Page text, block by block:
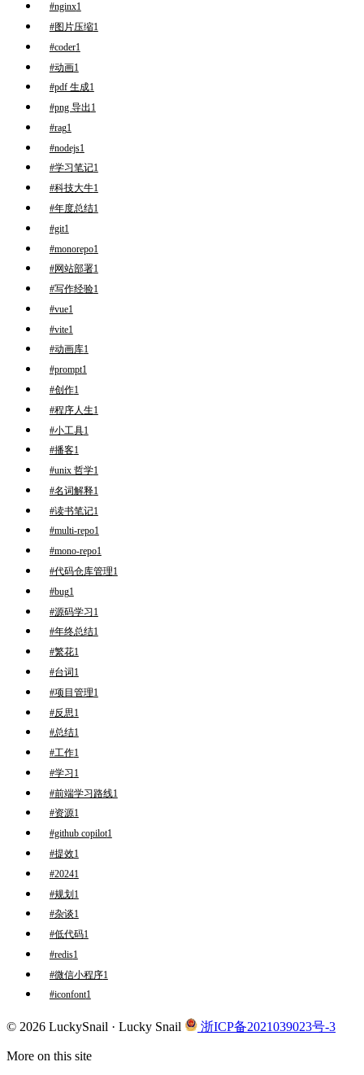
#nginx1
#图片压缩1
#coder1
#动画1
#pdf 生成1
#png 导出1
#rag1
#nodejs1
#学习笔记1
#科技大牛1
#年度总结1
#git1
#monorepo1
#网站部署1
#写作经验1
#vue1
#vite1
#动画库1
#prompt1
#创作1
#程序人生1
#小工具1
#播客1
#unix 哲学1
#名词解释1
#读书笔记1
#multi-repo1
#mono-repo1
#代码仓库管理1
#bug1
#源码学习1
#年终总结1
#繁花1
#台词 1
#项目管理1
#反思1
#总结1
#工作1
#学习1
#前端学习路线1
#资源1
#github copilot1
#提效1
#20241
#规划1
#杂谈1
#低代码1
#redis1
#微信小程序1
#iconfont1
© 2026 LuckySnail · Lucky Snail 浙ICP备2021039023号-3
More on this site